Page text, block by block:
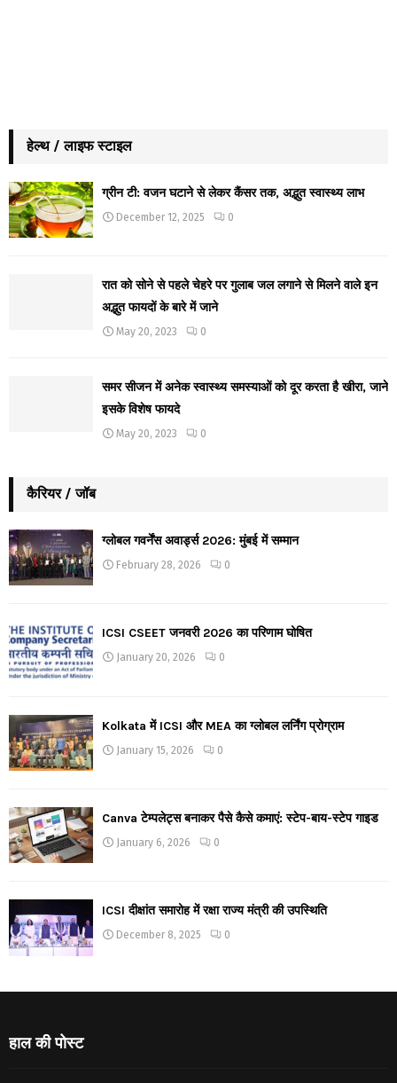
हेल्थ / लाइफ स्टाइल
ग्रीन टी: वजन घटाने से लेकर कैंसर तक, अद्भुत स्वास्थ्य लाभ
December 12, 2025 0
रात को सोने से पहले चेहरे पर गुलाब जल लगाने से मिलने वाले इन
अद्भुत फायदों के बारे में जाने
May 20, 2023 0
समर सीजन में अनेक स्वास्थ्य समस्याओं को दूर करता है खीरा, जाने
इसके विशेष फायदे
May 20, 2023 0
कैरियर / जॉब
ग्लोबल गवर्नेंस अवार्ड्स 2026: मुंबई में सम्मान
February 28, 2026 0
ICSI CSEET जनवरी 2026 का परिणाम घोषित
January 20, 2026 0
Kolkata में ICSI और MEA का ग्लोबल लर्निंग प्रोग्राम
January 15, 2026 0
Canva टेम्पलेट्स बनाकर पैसे कैसे कमाएं: स्टेप-बाय-स्टेप गाइड
January 6, 2026 0
ICSI दीक्षांत समारोह में रक्षा राज्य मंत्री की उपस्थिति
December 8, 2025 0
हाल की पोस्ट